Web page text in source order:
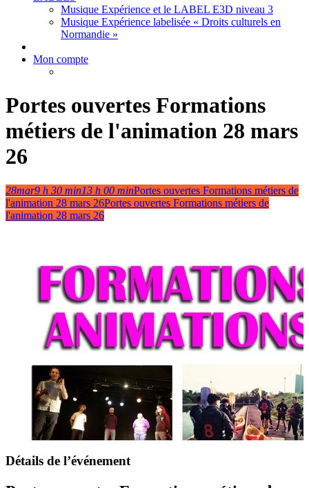
Musique Expérience et le LABEL E3D niveau 3
Musique Expérience labelisée « Droits culturels en
Normandie »
Mon compte
Portes ouvertes Formations
métiers de l'animation 28 mars
26
28mar9 h 30 min13 h 00 minPortes ouvertes Formations métiers de
l'animation 28 mars 26Portes ouvertes Formations métiers de
l'animation 28 mars 26
Détails de l’événement